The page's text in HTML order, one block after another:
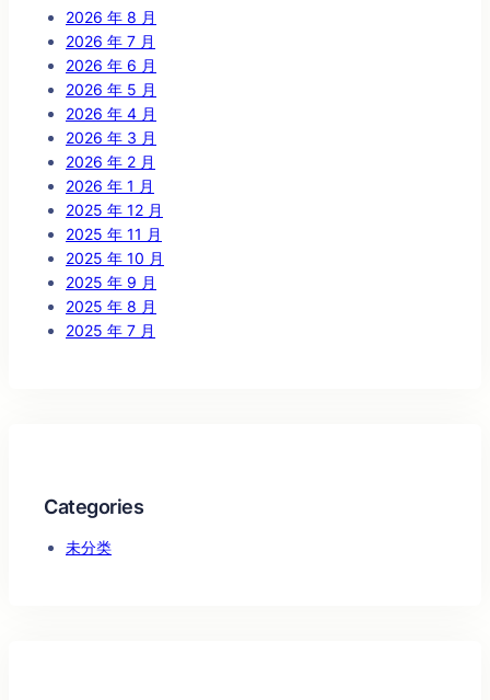
2026 年 8 月
2026 年 7 月
2026 年 6 月
2026 年 5 月
2026 年 4 月
2026 年 3 月
2026 年 2 月
2026 年 1 月
2025 年 12 月
2025 年 11 月
2025 年 10 月
2025 年 9 月
2025 年 8 月
2025 年 7 月
Categories
未分类